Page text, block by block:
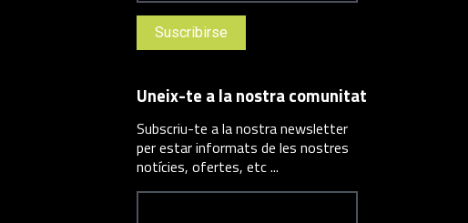
Uneix-te a la nostra comunitat
Subscriu-te a la nostra newsletter
per estar informats de les nostres
notícies, ofertes, etc ...